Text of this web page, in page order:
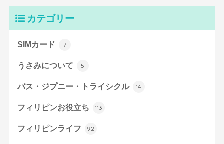
カテゴリー
SIMカード 7
うさみについて 5
バス・ジプニー・トライシクル 14
フィリピンお役立ち 113
フィリピンライフ 92